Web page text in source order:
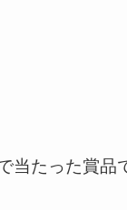
当たった賞品